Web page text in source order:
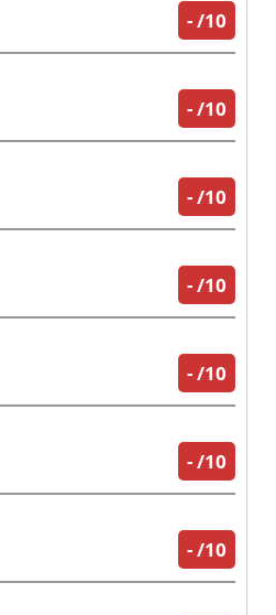
-/10
-/10
-/10
-/10
-/10
-/10
-/10